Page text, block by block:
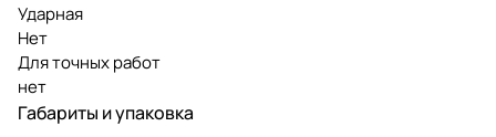
Ударная
Нет
Для точных работ
нет
Габариты и упаковка